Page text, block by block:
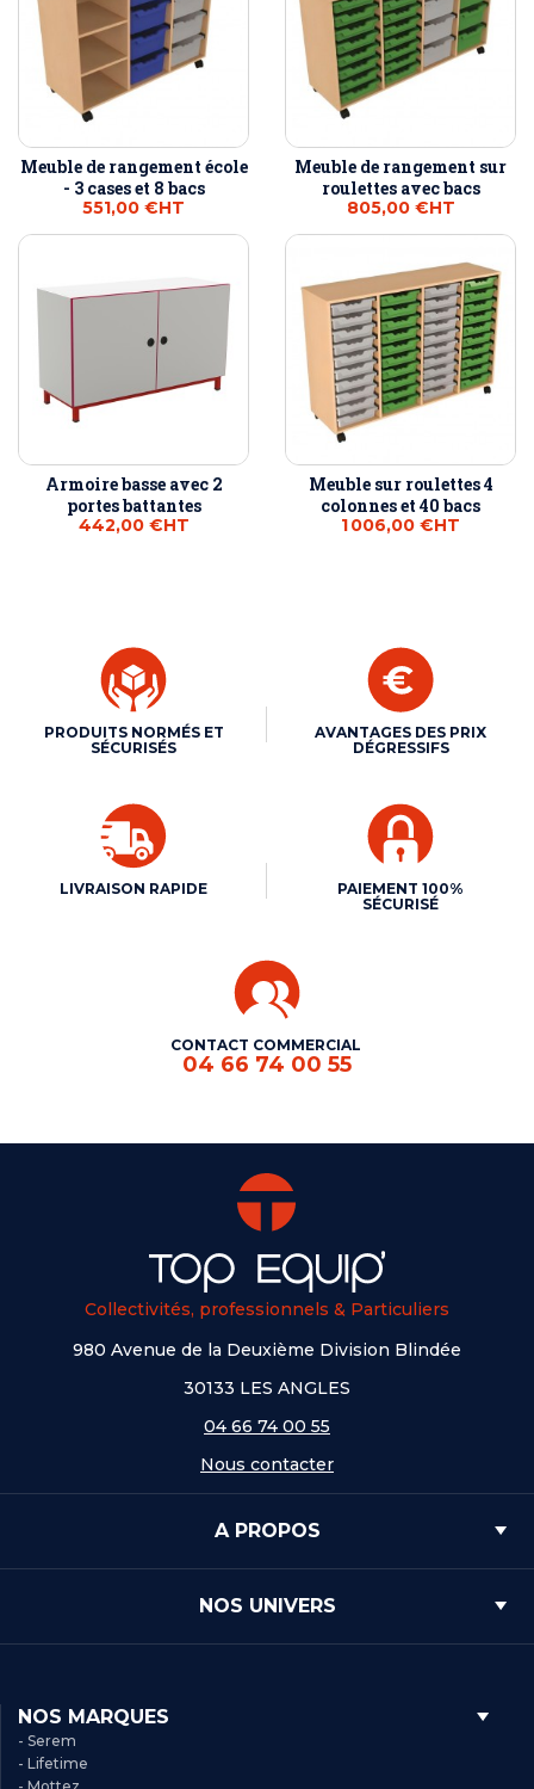
Meuble de rangement école
- 3 cases et 8 bacs
551,00 €HT
Meuble de rangement sur
roulettes avec bacs
805,00 €HT
Armoire basse avec 2
portes battantes
442,00 €HT
Meuble sur roulettes 4
colonnes et 40 bacs
1 006,00 €HT
PRODUITS NORMÉS ET
SÉCURISÉS
AVANTAGES DES PRIX
DÉGRESSIFS
LIVRAISON RAPIDE
PAIEMENT 100%
SÉCURISÉ
CONTACT COMMERCIAL
04 66 74 00 55
Collectivités, professionnels & Particuliers
980 Avenue de la Deuxième Division Blindée
30133 LES ANGLES
04 66 74 00 55
Nous contacter
A PROPOS
NOS UNIVERS
NOS MARQUES
- Serem
- Lifetime